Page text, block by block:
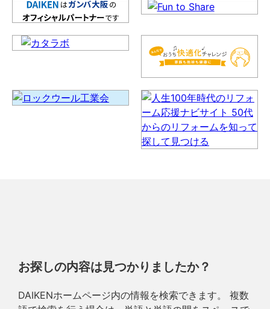
お探しの内容は見つかりましたか？
DAIKENホームページ内の情報を検索できます。 複数